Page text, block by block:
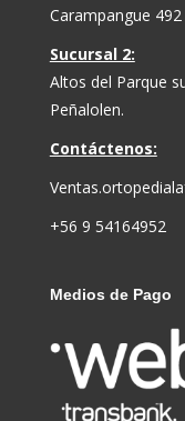
Carampangue
Sucursal 2:
Altos del Parque
Peñalolen.
Contáctenos:
+56 9 54164952
Medios de Pago